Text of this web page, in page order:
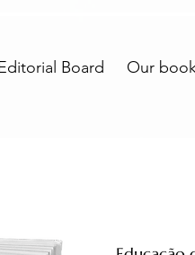
Board Our